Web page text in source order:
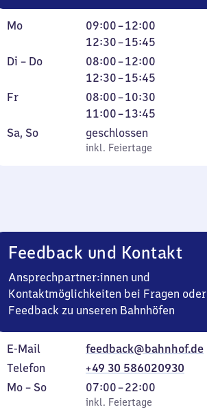
Montag
Mo 09:00–12:00
Von
9
Uhr
bis
12
Uhr
12:30–15:45
Von
12
Uhr
30
bis
15
45
Dienstag
Donnerstag
Di – Do 08:00–12:00
Von
8
Uhr
bis
Uhr
12:30–15:45
Von
12
Uhr
30
15
Freitag
Fr 08:00–10:30
Von
8
Uhr
bis
11:00–13:45
Von
11
Uhr
bis
Samstag
Sa, So,
inkl. Feiertage
geschlossen
inkl. Feiertage
Feedback und Kontakt
Ansprechpartner:innen und
Kontaktmöglichkeiten bei Fragen oder
Feedback zu unseren Bahnhöfen
E-Mail
feedback@bahnhof.de
Telefon
+49 30 586020930
Montag
Mo – So,
inkl. Feiertage
07:00–22:00
Von
7
inkl. Feiertage